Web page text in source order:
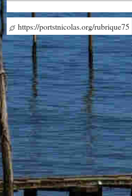
https://portstnicolas.org/rubrique75